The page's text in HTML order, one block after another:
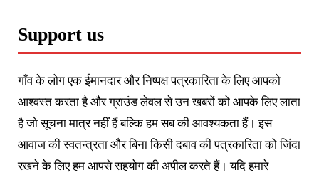
Support us
गाँव के लोग एक ईमानदार और निष्पक्ष पत्रकारिता के लिए आपको
आश्वस्त करता है और ग्राउंड लेवल से उन खबरों को आपके लिए लाता
है जो सूचना मात्र नहीं हैं बल्कि हम सब की आवश्यकता हैं। इस
आवाज की स्वतन्त्रता और बिना किसी दबाव की पत्रकारिता को जिंदा
रखने के लिए हम आपसे सहयोग की अपील करते हैं। यदि हमारे